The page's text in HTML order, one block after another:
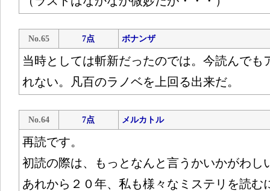
No.65 7点 ボナンザ
当時としては斬新だったのでは。今読んでも
れない。凡百のラノベを上回る出来だ。
No.64 7点 メルカトル
再読です。
初読の際は、もっとなんと言うかいかがわし
あれから２０年、私も様々なミステリを読む